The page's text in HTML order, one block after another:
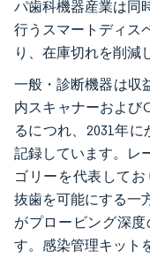
パ歯科機器産業は同
行うスマートディス
り、在庫切れを削減
一般・診断機器は収
内スキャナーおよび
るにつれ、2031年
記録しています。レ
ゴリーを代表して
抜歯を可能にする一
がプロービング深
す。感染管理キット